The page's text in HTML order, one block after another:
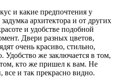
и какие предпочтения у
архитектора и от других
и удобстве подобной
Двери разных цветов,
очень красиво, стильно,
Удобство же заключается в том,
кто же пришел к вам. Не
все и так прекрасно видно.